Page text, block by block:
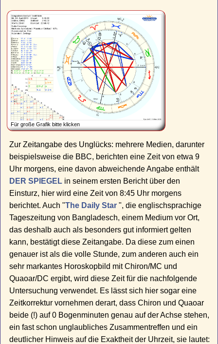
Für große Grafik bitte klicken
Zur Zeitangabe des Unglücks: mehrere Medien, darunter
beispielsweise die BBC, berichten eine Zeit von etwa 9
Uhr morgens, eine davon abweichende Angabe enthält
DER SPIEGEL in seinem ersten Bericht über den
Einsturz, hier wird eine Zeit von 8:45 Uhr morgens
berichtet. Auch "The Daily Star", die englischsprachige
Tageszeitung von Bangladesch, einem Medium vor Ort,
das deshalb auch als besonders gut informiert gelten
kann, bestätigt diese Zeitangabe. Da diese zum einen
genauer ist als die volle Stunde, zum anderen auch ein
sehr markantes Horoskopbild mit Chiron/MC und
Quaoar/DC ergibt, wird diese Zeit für die nachfolgende
Untersuchung verwendet. Es lässt sich hier sogar eine
Zeitkorrektur vornehmen derart, dass Chiron und Quaoar
beide (!) auf 0 Bogenminuten genau auf der Achse stehen,
ein fast schon unglaubliches Zusammentreffen und ein
deutlicher Hinweis auf die Exaktheit der Uhrzeit, sie lautet: